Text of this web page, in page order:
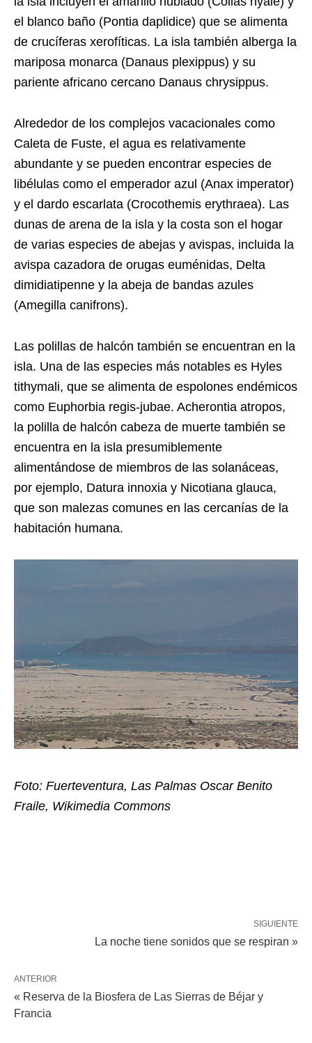
el blanco baño (Pontia daplidice) que se alimenta
de crucíferas xerofíticas. La isla también alberga la
mariposa monarca (Danaus plexippus) y su
pariente africano cercano Danaus chrysippus.
Alrededor de los complejos vacacionales como
Caleta de Fuste, el agua es relativamente
abundante y se pueden encontrar especies de
libélulas como el emperador azul (Anax imperator)
y el dardo escarlata (Crocothemis erythraea). Las
dunas de arena de la isla y la costa son el hogar
de varias especies de abejas y avispas, incluida la
avispa cazadora de orugas euménidas, Delta
dimidiatipenne y la abeja de bandas azules
(Amegilla canifrons).
Las polillas de halcón también se encuentran en la
isla. Una de las especies más notables es Hyles
tithymali, que se alimenta de espolones endémicos
como Euphorbia regis-jubae. Acherontia atropos,
la polilla de halcón cabeza de muerte también se
encuentra en la isla presumiblemente
alimentándose de miembros de las solanáceas,
por ejemplo, Datura innoxia y Nicotiana glauca,
que son malezas comunes en las cercanías de la
habitación humana.
Foto: Fuerteventura, Las Palmas Oscar Benito
Fraile, Wikimedia Commons
SIGUIENTE
La noche tiene sonidos que se respiran »
ANTERIOR
« Reserva de la Biosfera de Las Sierras de Béjar y
Francia